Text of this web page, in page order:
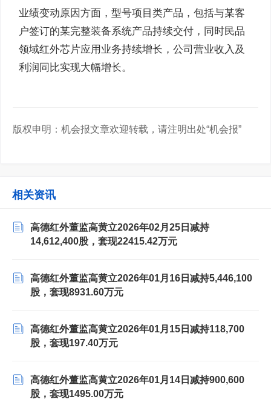
业绩变动原因方面，型号项目类产品，包括与某客
户签订的某完整装备系统产品持续交付，同时民品
领域红外芯片应用业务持续增长，公司营业收入及
利润同比实现大幅增长。
版权申明：机会报文章欢迎转载，请注明出处“机会报”
相关资讯
高德红外董监高黄立2026年02月25日减持
14,612,400股，套现22415.42万元
高德红外董监高黄立2026年01月16日减持5,446,100
股，套现8931.60万元
高德红外董监高黄立2026年01月15日减持118,700
股，套现197.40万元
高德红外董监高黄立2026年01月14日减持900,600
股，套现1495.00万元